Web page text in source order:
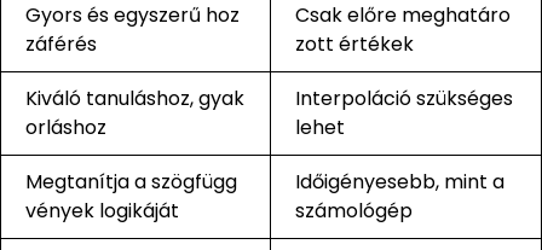
Gyors és egyszerű hoz
záférés
Csak előre meghatáro
zott értékek
Kiváló tanuláshoz, gyak
orláshoz
Interpoláció szükséges
lehet
Megtanítja a szögfügg
vények logikáját
Időigényesebb, mint a
számológép